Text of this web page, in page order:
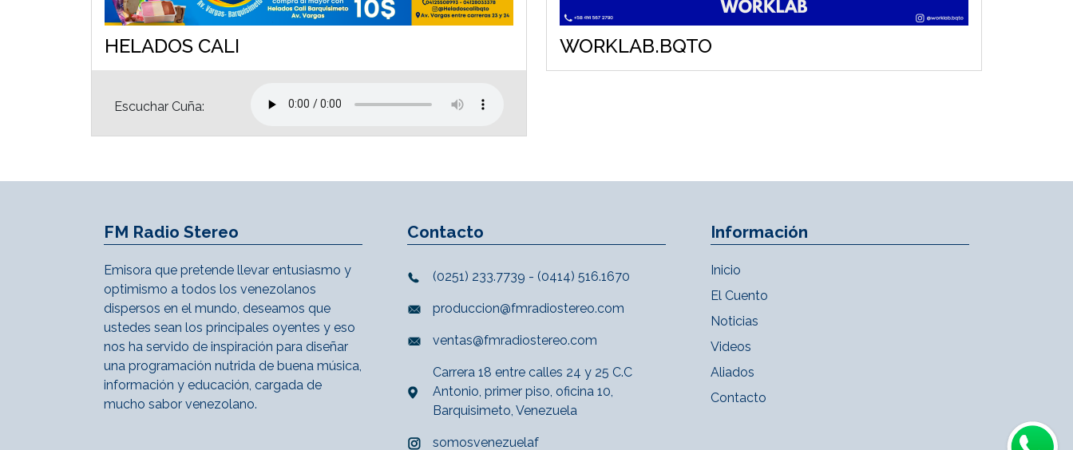
HELADOS CALI
Escuchar Cuña:
WORKLAB.BQTO
FM Radio Stereo
Emisora que pretende llevar entusiasmo y
optimismo a todos los venezolanos
dispersos en el mundo, deseamos que
ustedes sean los principales oyentes y eso
nos ha servido de inspiración para diseñar
una programación nutrida de buena música,
información y educación, cargada de
mucho sabor venezolano.
Contacto
(0251) 233.7739 - (0414) 516.1670
produccion@fmradiostereo.com
ventas@fmradiostereo.com
Carrera 18 entre calles 24 y 25 C.C
Antonio, primer piso, oficina 10,
Barquisimeto, Venezuela
somosvenezuelaf
Información
Inicio
El Cuento
Noticias
Videos
Aliados
Contacto